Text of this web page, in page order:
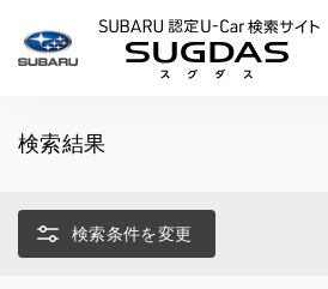
検索結果
検索条件を変更